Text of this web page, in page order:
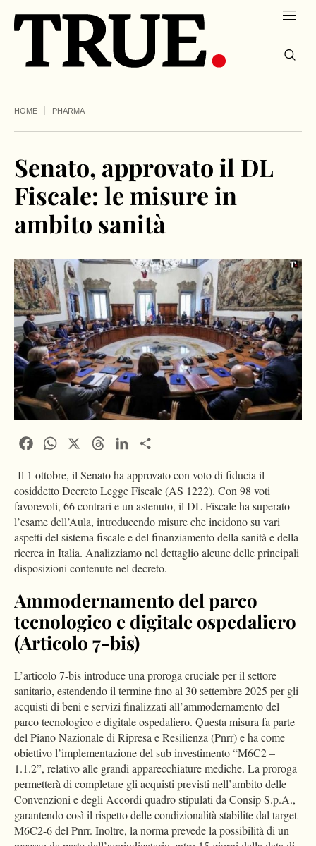
HOME PHARMA
Senato, approvato il DL
Fiscale: le misure in
ambito sanità
FacebookWhatsApp ThreadsLinkedIn
Il 1 ottobre, il Senato ha approvato con voto di fiducia il
cosiddetto Decreto Legge Fiscale (AS 1222). Con 98 voti
favorevoli, 66 contrari e un astenuto, il DL Fiscale ha superato
l’esame dell’Aula, introducendo misure che incidono su vari
aspetti del sistema fiscale e del finanziamento della sanità e della
ricerca in Italia. Analizziamo nel dettaglio alcune delle principali
disposizioni contenute nel decreto.
Ammodernamento del parco
tecnologico e digitale ospedaliero
(Articolo 7-bis)
L’articolo 7-bis introduce una proroga cruciale per il settore
sanitario, estendendo il termine fino al 30 settembre 2025 per gli
acquisti di beni e servizi finalizzati all’ammodernamento del
parco tecnologico e digitale ospedaliero. Questa misura fa parte
del Piano Nazionale di Ripresa e Resilienza (Pnrr) e ha come
obiettivo l’implementazione del sub investimento “M6C2 –
1.1.2”, relativo alle grandi apparecchiature mediche. La proroga
permetterà di completare gli acquisti previsti nell’ambito delle
Convenzioni e degli Accordi quadro stipulati da Consip S.p.A.,
garantendo così il rispetto delle condizionalità stabilite dal target
M6C2-6 del Pnrr. Inoltre, la norma prevede la possibilità di un